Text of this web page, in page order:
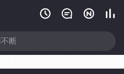
   